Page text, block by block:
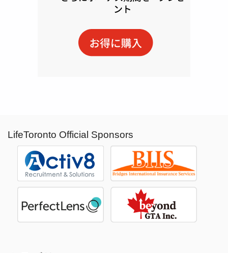
LifeToronto Official Sponsors